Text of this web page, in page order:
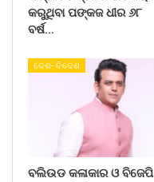
କରୁଥିବା ପଙ୍କଜ ଧୀର ୬୮
ବର୍ଷ…
ଦେଶ- ବିଦେଶ
ବଲିଉଡ କଳାକାର ଓ ବିଜେପି